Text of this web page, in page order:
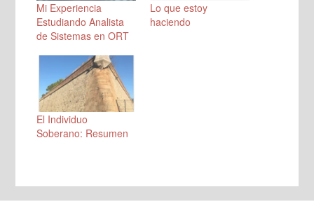
Mi Experiencia
Estudiando Analista
de Sistemas en ORT
Lo que estoy
haciendo
El Individuo
Soberano: Resumen